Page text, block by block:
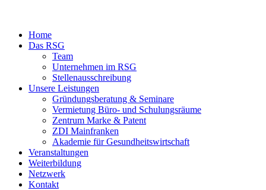
Home
Das RSG
Team
Unternehmen im RSG
Stellenausschreibung
Unsere Leistungen
Gründungsberatung & Seminare
Vermietung Büro- und Schulungsräume
Zentrum Marke & Patent
ZDI Mainfranken
Akademie für Gesundheitswirtschaft
Veranstaltungen
Weiterbildung
Netzwerk
Kontakt